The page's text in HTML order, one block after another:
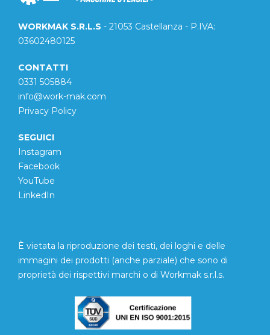
WORKMAK S.R.L.S - 21053 Castellanza - P.IVA:
03602480125
CONTATTI
0331 505884
info@work-mak.com
Privacy Policy
SEGUICI
Instagram
Facebook
YouTube
LinkedIn
È vietata la riproduzione dei testi, dei loghi e delle
immagini dei prodotti (anche parziale) che sono di
proprietà dei rispettivi marchi o di Workmak s.r.l.s.